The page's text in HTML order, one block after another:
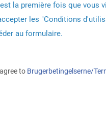
la première fois que vous
les "Conditions
au formulaire.
to Brugerbetingelserne/